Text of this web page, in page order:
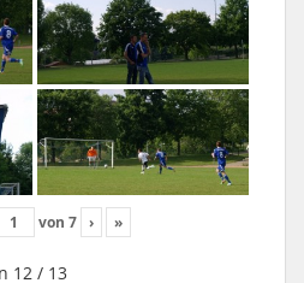
von 7 › »
12 / 13